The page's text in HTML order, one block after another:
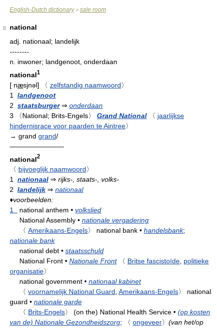
English-Dutch dictionary> sale room
8
national
adj. nationaal; landelijk
--------
n.
inwoner; landgenoot, onderdaan
national1
[ næsjnəl] 〈 zelfstandig naamwoord〉
1
landgenoot
2 staatsburger⇒ onderdaan
3
〈National; Brits-Engels〉 Grand National 〈 jaarlijkse
hindernisrace voor paarden te Aintree〉
→ grand grand/
————————
national2
〈 bijvoeglijk naamwoord〉
1 nationaal ⇒ rijks-, staats-, volks-
2 landelijk ⇒ nationaal
♦voorbeelden:
1
national anthem • volkslied
National Assembly • nationale vergadering
〈 Amerikaans-Engels〉 national bank • handelsbank;
nationale bank
national debt • staatsschuld
National Front • Nationale Front 〈 Britse fascistoïde, politieke
organisatie〉
national government • nationaal kabinet
〈 voornamelijk National Guard, Amerikaans-Engels〉 national
guard • nationale garde
〈 Brits-Engels〉 (on the) National Health Service • (op kosten
van de) Nationale Gezondheidszorg; 〈 ongeveer〉 (van het/op